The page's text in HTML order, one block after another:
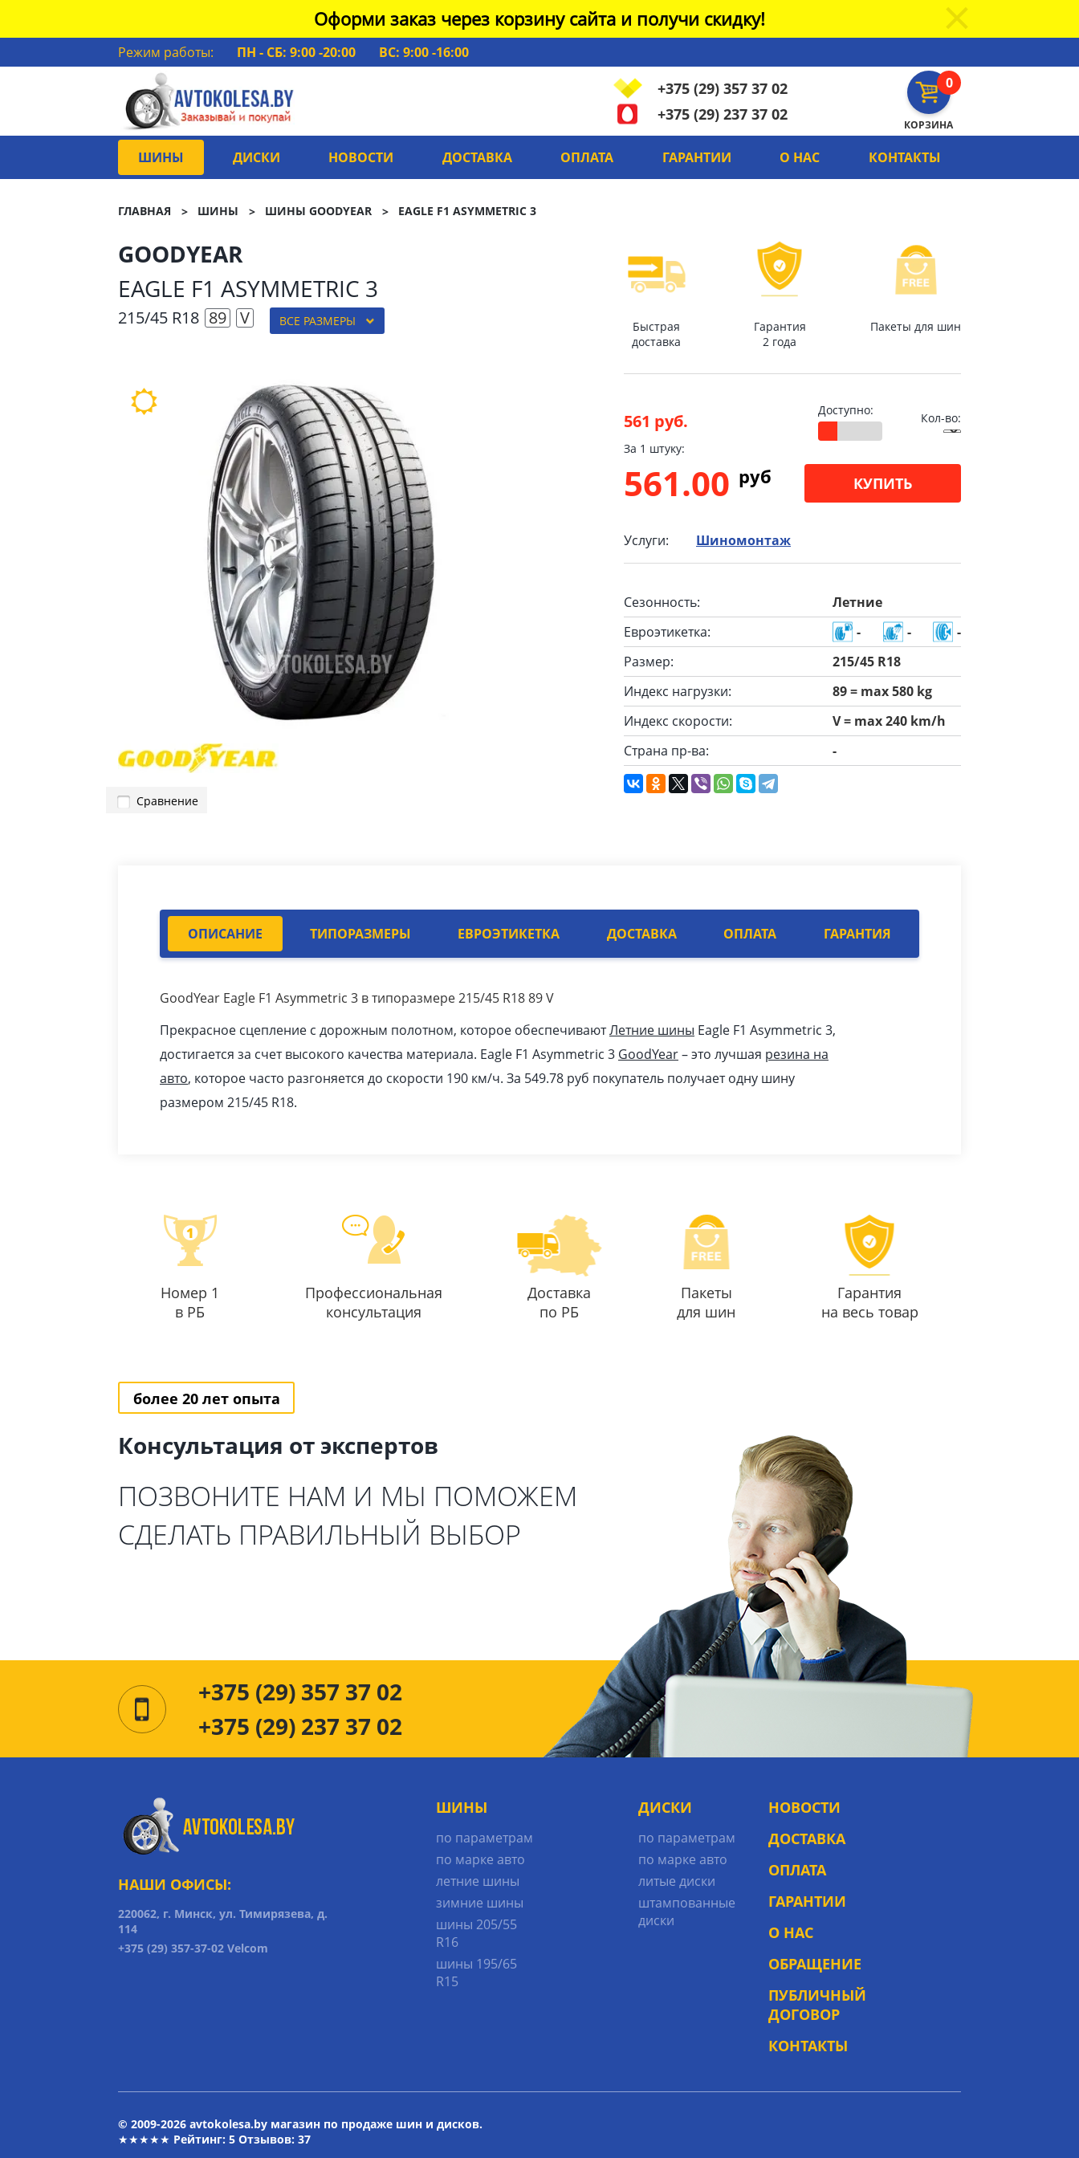
Оформи заказ через корзину сайта и получи скидку!
Режим работы: ПН - СБ: 9:00 -20:00
ВС: 9:00 -16:00
0
КОРЗИНА
+375 (29) 357 37 02
+375 (29) 237 37 02
ШИНЫ ДИСКИ НОВОСТИ ДОСТАВКА ОПЛАТА ГАРАНТИИ О НАС КОНТАКТЫ
ГЛАВНАЯ ШИНЫ ШИНЫ GOODYEAR EAGLE F1 ASYMMETRIC 3
GOODYEAR
EAGLE F1 ASYMMETRIC 3
215/45 R18 89 V ВСЕ РАЗМЕРЫ
Сравнение
Быстрая
доставка
Гарантия
2 года
Пакеты для шин
561 руб.
Доступно:
Кол-во:
За 1 штуку:
561.00 pуб КУПИТЬ
Услуги: Шиномонтаж
Сезонность:
Летние
Евроэтикетка:
- -
-
Размер:
215/45 R18
Индекс нагрузки:
89 = max 580 kg
Индекс скорости:
V = max 240 km/h
Страна пр-ва:
-
ОПИСАНИЕ ТИПОРАЗМЕРЫ ЕВРОЭТИКЕТКА ДОСТАВКА ОПЛАТА ГАРАНТИЯ
GoodYear Eagle F1 Asymmetric 3 в типоразмере 215/45 R18 89 V
Прекрасное сцепление с дорожным полотном, которое обеспечиваютЛетние шины Eagle F1 Asymmetric 3,
достигается за счет высокого качества материала. Eagle F1 Asymmetric 3 GoodYear– это лучшая резина на
авто, которое часто разгоняется до скорости 190 км/ч. За 549.78 pуб покупатель получает одну шину
размером 215/45 R18.
Номер 1
в РБ
Профессиональная
консультация
Доставка
по РБ
Пакеты
для шин
Гарантия
на весь товар
более 20 лет опыта
Консультация от экспертов
ПОЗВОНИТЕ НАМ И МЫ ПОМОЖЕМ
СДЕЛАТЬ ПРАВИЛЬНЫЙ ВЫБОР
+375 (29) 357 37 02
+375 (29) 237 37 02
НАШИ ОФИСЫ:
220062, г. Минск, ул. Тимирязева, д.
114
+375 (29) 357-37-02 Velcom
ШИНЫ
по параметрам
по марке авто
летние шины
зимние шины
шины 205/55
R16
шины 195/65
R15
ДИСКИ
по параметрам
по марке авто
литые диски
штампованные
диски
НОВОСТИ
ДОСТАВКА
ОПЛАТА
ГАРАНТИИ
О НАС
ОБРАЩЕНИЕ
ПУБЛИЧНЫЙ
ДОГОВОР
КОНТАКТЫ
© 2009-2026 avtokolesa.by магазин по продаже шин и дисков.
★★★★★ Рейтинг: 5 Отзывов: 37